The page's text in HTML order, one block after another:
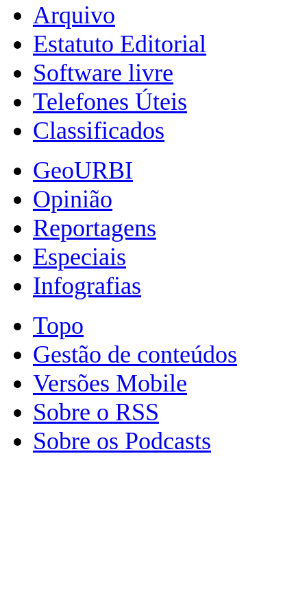
Arquivo
Estatuto Editorial
Software livre
Telefones Úteis
Classificados
GeoURBI
Opinião
Reportagens
Especiais
Infografias
Topo
Gestão de conteúdos
Versões Mobile
Sobre o RSS
Sobre os Podcasts